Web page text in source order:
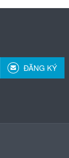
ĐĂNG KÝ